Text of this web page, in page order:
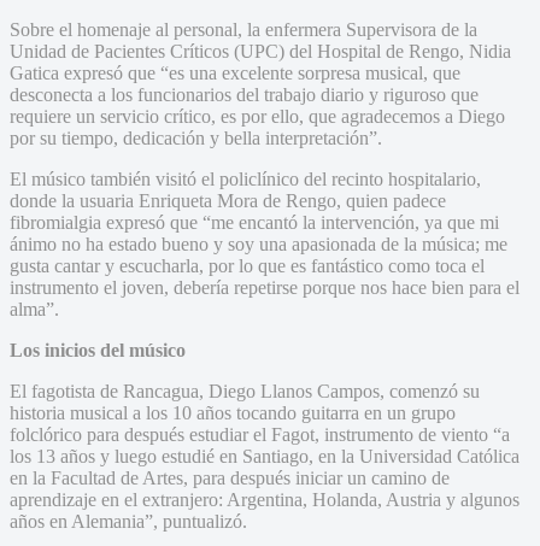
Sobre el homenaje al personal, la enfermera Supervisora de la
Unidad de Pacientes Críticos (UPC) del Hospital de Rengo, Nidia
Gatica expresó que “es una excelente sorpresa musical, que
desconecta a los funcionarios del trabajo diario y riguroso que
requiere un servicio crítico, es por ello, que agradecemos a Diego
por su tiempo, dedicación y bella interpretación”.
El músico también visitó el policlínico del recinto hospitalario,
donde la usuaria Enriqueta Mora de Rengo, quien padece
fibromialgia expresó que “me encantó la intervención, ya que mi
ánimo no ha estado bueno y soy una apasionada de la música; me
gusta cantar y escucharla, por lo que es fantástico como toca el
instrumento el joven, debería repetirse porque nos hace bien para el
alma”.
Los inicios del músico
El fagotista de Rancagua, Diego Llanos Campos, comenzó su
historia musical a los 10 años tocando guitarra en un grupo
folclórico para después estudiar el Fagot, instrumento de viento “a
los 13 años y luego estudié en Santiago, en la Universidad Católica
en la Facultad de Artes, para después iniciar un camino de
aprendizaje en el extranjero: Argentina, Holanda, Austria y algunos
años en Alemania”, puntualizó.